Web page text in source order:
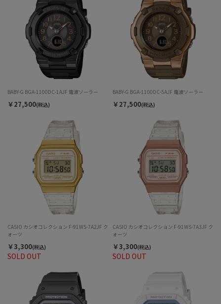
BABY-G BGA-1100DC-1AJF 電波ソーラー
￥27,500(税込)
BABY-G BGA-1100DC-5AJF 電波ソーラー
￥27,500(税込)
SOLD OUT
CASIO カシオコレクション F-91WS-7A2JF ク
ォーツ
￥3,300(税込)
SOLD OUT
CASIO カシオコレクション F-91WS-7A3JF ク
ォーツ
￥3,300(税込)